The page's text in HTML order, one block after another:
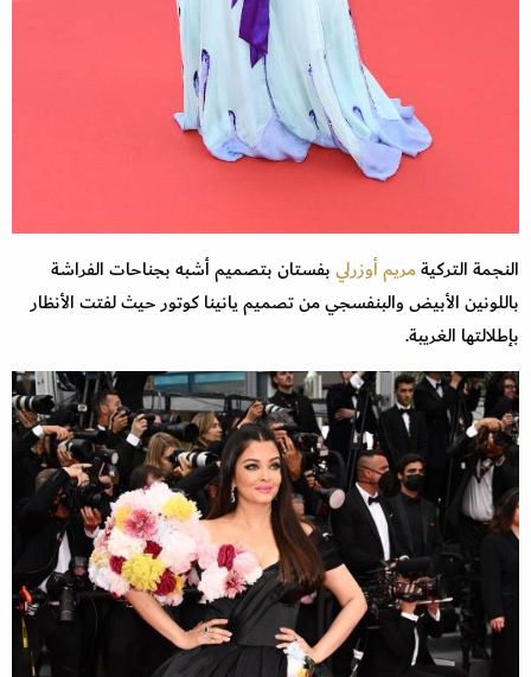
النجمة التركيةمريم أوزرليبفستان بتصميم أشبه بجناحات الفراشة
باللونين الأبيض والبنفسجي من تصميم يانينا كوتور حيث لفتت الأنظار
بإطلالتها الغريبة.